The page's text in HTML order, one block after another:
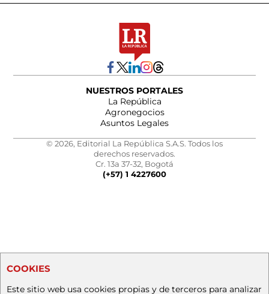
NUESTROS PORTALES
La República
Agronegocios
Asuntos Legales
© 2026, Editorial La República S.A.S. Todos los
derechos reservados.
Cr. 13a 37-32, Bogotá
(+57) 1 4227600
COOKIES
Este sitio web usa cookies propias y de terceros para analizar